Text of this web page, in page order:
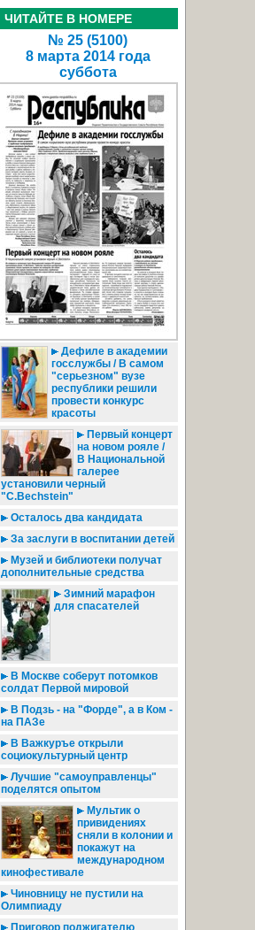
ЧИТАЙТЕ В НОМЕРЕ
№ 25 (5100)
8 марта 2014 года
суббота
Дефиле в академии
госслужбы / В самом
"серьезном" вузе
республики решили
провести конкурс
красоты
Первый концерт
на новом рояле /
В Национальной
галерее
установили черный
"С.Bechstein"
Осталось два кандидата
За заслуги в воспитании детей
Музей и библиотеки получат
дополнительные средства
Зимний марафон
для спасателей
В Москве соберут потомков
солдат Первой мировой
В Подзь - на "Форде", а в Ком -
на ПАЗе
В Важкуръе открыли
социокультурный центр
Лучшие "самоуправленцы"
поделятся опытом
Мультик о
привидениях
сняли в колонии и
покажут на
международном
кинофестивале
Чиновницу не пустили на
Олимпиаду
Приговор поджигателю